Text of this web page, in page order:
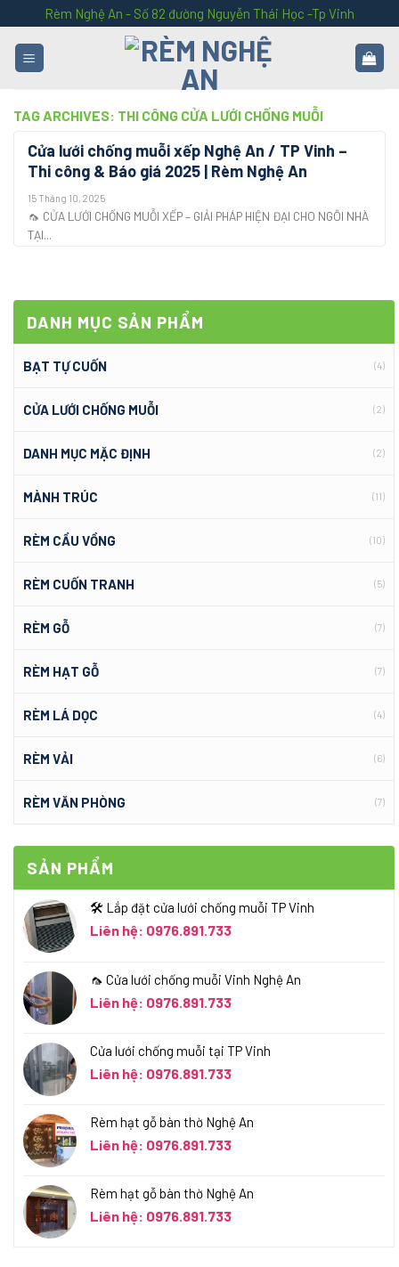
to
content
Rèm Nghệ An - Số 82 đường Nguyễn Thái Học -Tp Vinh
TAG ARCHIVES: THI CÔNG CỬA LƯỚI CHỐNG MUỖI
DANH MỤC SẢN PHẨM
BẠT TỰ CUỐN (4)
CỬA LƯỚI CHỐNG MUỖI (2)
DANH MỤC MẶC ĐỊNH (2)
MÀNH TRÚC (11)
RÈM CẦU VỒNG (10)
RÈM CUỐN TRANH (5)
RÈM GỖ (7)
RÈM HẠT GỖ (7)
RÈM LÁ DỌC (4)
RÈM VẢI (6)
RÈM VĂN PHÒNG (7)
SẢN PHẨM
🛠️ Lắp đặt cửa lưới chống muỗi TP Vinh
Liên hệ: 0976.891.733
🦟 Cửa lưới chống muỗi Vinh Nghệ An
Liên hệ: 0976.891.733
Cửa lưới chống muỗi tại TP Vinh
Liên hệ: 0976.891.733
Rèm hạt gỗ bàn thờ Nghệ An
Liên hệ: 0976.891.733
Rèm hạt gỗ bàn thờ Nghệ An
Liên hệ: 0976.891.733
Cửa lưới chống muỗi xếp Nghệ An / TP Vinh –
Thi công & Báo giá 2025 | Rèm Nghệ An
15 Tháng 10, 2025
🦟 CỬA LƯỚI CHỐNG MUỖI XẾP – GIẢI PHÁP HIỆN ĐẠI CHO NGÔI NHÀ
TẠI...